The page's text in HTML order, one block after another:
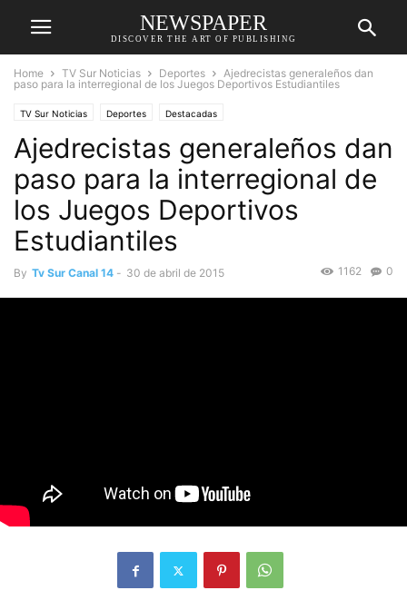
NEWSPAPER
DISCOVER THE ART OF PUBLISHING
Home TV Sur Noticias Deportes
Ajedrecistas generaleños dan
paso para la interregional de los Juegos Deportivos Estudiantiles
TV Sur Noticias Deportes Destacadas
Ajedrecistas generaleños dan
paso para la interregional de
los Juegos Deportivos
Estudiantiles
By Tv Sur Canal 14 - 30 de abril de 2015 0
1162